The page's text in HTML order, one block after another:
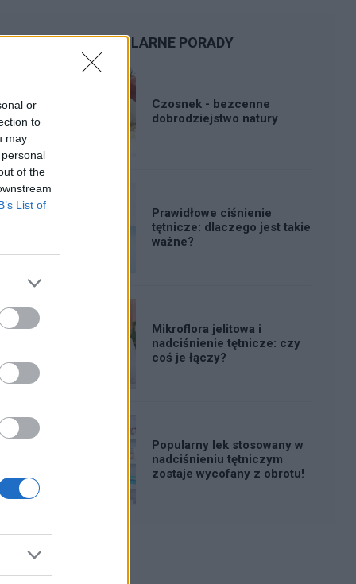
or
to
may
of the
List of
POPULARNE PORADY
Czosnek - bezcenne
dobrodziejstwo natury
Prawidłowe ciśnienie
tętnicze: dlaczego jest takie
ważne?
Mikroflora jelitowa i
nadciśnienie tętnicze: czy
coś je łączy?
Popularny lek stosowany w
nadciśnieniu tętniczym
zostaje wycofany z obrotu!